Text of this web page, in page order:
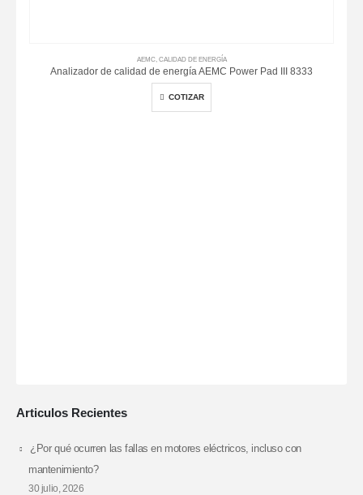
AEMC, CALIDAD DE ENERGÍA
Analizador de calidad de energía AEMC Power Pad III 8333
COTIZAR
Articulos Recientes
¿Por qué ocurren las fallas en motores eléctricos, incluso con
mantenimiento?
30 julio, 2026